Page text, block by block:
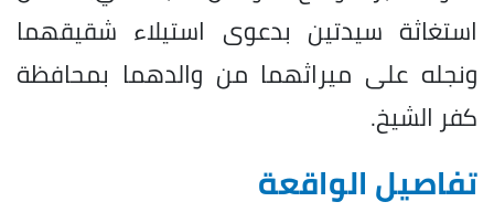
استغاثة سيدتين بدعوى استيلاء شقيقهما
ونجله على ميراثهما من والدهما بمحافظة
كفر الشيخ.
تفاصيل الواقعة